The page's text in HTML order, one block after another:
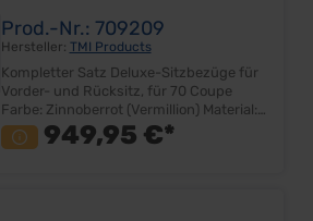
Artikelnummer 702299 zur Montage
Prod.-Nr.: 709209
Hersteller: TMI Products
Kompletter Satz Deluxe-Sitzbezüge für
Vorder- und Rücksitz, für 70 Coupe
Farbe: Zinnoberrot (Vermillion) Material:
Vinyl Sehr gute Qualität Farbe und
Design entspricht dem Original
949,95 €*